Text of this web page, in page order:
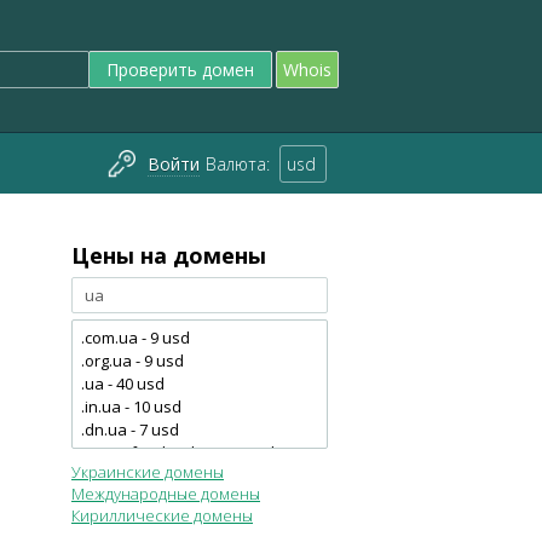
Проверить домен Whois
Войти Валюта: usd
Цены на домены
Украинские домены
Международные домены
Кириллические домены